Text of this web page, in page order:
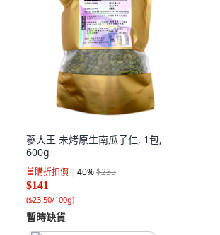
蔘大王 未烤原生南瓜子仁, 1包,
600g
首購折扣價 40%$235
$141
($23.50/100g)
暫時缺貨